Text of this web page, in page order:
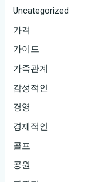
Uncategorized
가격
가이드
가족관계
감성적인
경영
경제적인
골프
공원